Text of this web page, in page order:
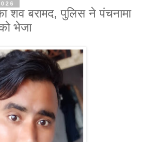
शव बरामद, पुलिस ने पंचनामा
भेजा